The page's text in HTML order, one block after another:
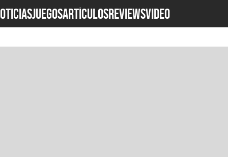
JUEGOSARTÍCULOSREVIEWSVideo